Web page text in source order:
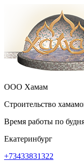
ООО Хамам
Строительство
Время работы по
Екатеринбург
+73433831322